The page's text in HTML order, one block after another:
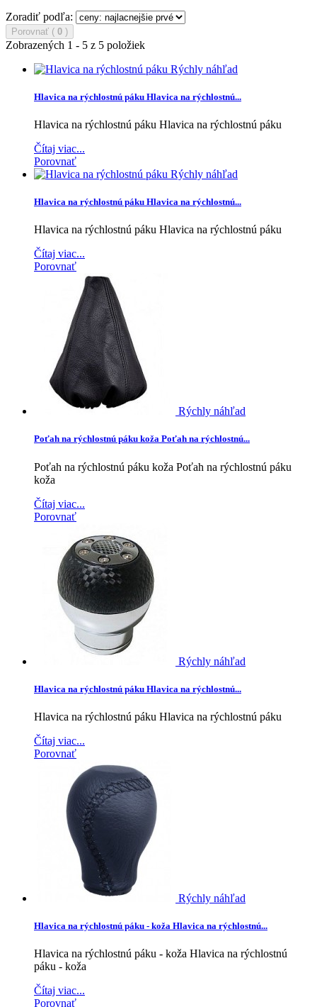
Zoradiť podľa:
Porovnať ( 0 )
Zobrazených 1 - 5 z 5 položiek
Rýchly náhľad
Hlavica na rýchlostnú páku Hlavica na rýchlostnú...
Hlavica na rýchlostnú páku Hlavica na rýchlostnú páku
Čítaj viac...
Porovnať
Rýchly náhľad
Hlavica na rýchlostnú páku Hlavica na rýchlostnú...
Hlavica na rýchlostnú páku Hlavica na rýchlostnú páku
Čítaj viac...
Porovnať
Rýchly náhľad
Poťah na rýchlostnú páku koža Poťah na rýchlostnú...
Poťah na rýchlostnú páku koža Poťah na rýchlostnú páku
koža
Čítaj viac...
Porovnať
Rýchly náhľad
Hlavica na rýchlostnú páku Hlavica na rýchlostnú...
Hlavica na rýchlostnú páku Hlavica na rýchlostnú páku
Čítaj viac...
Porovnať
Rýchly náhľad
Hlavica na rýchlostnú páku - koža Hlavica na rýchlostnú...
Hlavica na rýchlostnú páku - koža Hlavica na rýchlostnú
páku - koža
Čítaj viac...
Porovnať